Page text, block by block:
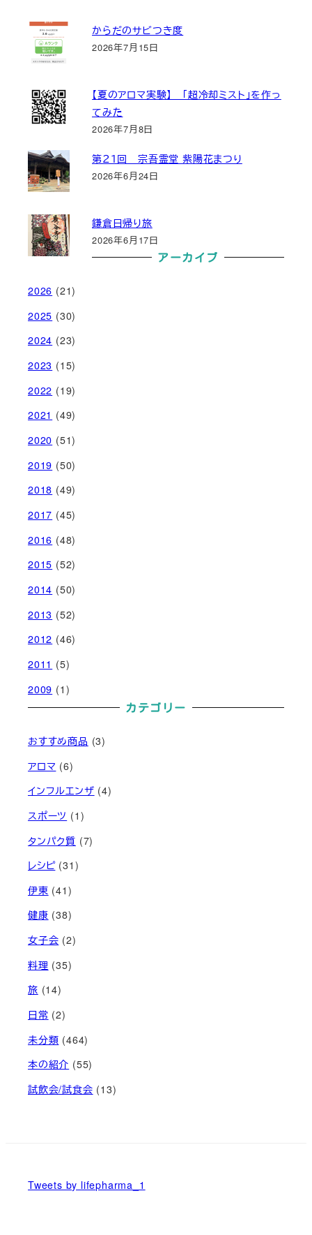
からだのサビつき度
2026年7月15日
【夏のアロマ実験】 「超冷却ミスト」を作っ
てみた
2026年7月8日
第２１回 宗吾霊堂 紫陽花まつり
2026年6月24日
鎌倉日帰り旅
2026年6月17日
アーカイブ
2026 (21)
2025 (30)
2024 (23)
2023 (15)
2022 (19)
2021 (49)
2020 (51)
2019 (50)
2018 (49)
2017 (45)
2016 (48)
2015 (52)
2014 (50)
2013 (52)
2012 (46)
2011 (5)
2009 (1)
カテゴリー
おすすめ商品 (3)
アロマ (6)
インフルエンザ (4)
スポーツ (1)
タンパク質 (7)
レシピ(31)
伊東 (41)
健康 (38)
女子会 (2)
料理 (35)
旅 (14)
日常 (2)
未分類 (464)
本の紹介 (55)
試飲会/試食会 (13)
Tweets by lifepharma_1